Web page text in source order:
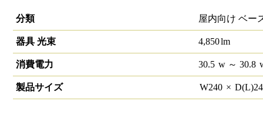
分類
屋内向け ベー
器具 光束 4,850lm
消費電力 30.5 w～ 30.8
製品サイズ W240 × D(L)